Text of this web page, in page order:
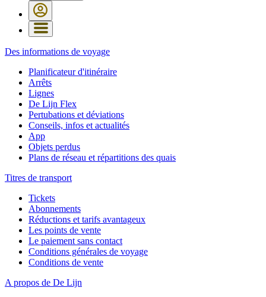
Des informations de voyage
Planificateur d'itinéraire
Arrêts
Lignes
De Lijn Flex
Pertubations et déviations
Conseils, infos et actualités
App
Objets perdus
Plans de réseau et répartitions des quais
Titres de transport
Tickets
Abonnements
Réductions et tarifs avantageux
Les points de vente
Le paiement sans contact
Conditions générales de voyage
Conditions de vente
A propos de De Lijn